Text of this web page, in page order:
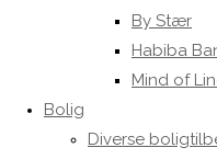
By Stær
Habiba
Mind of
Bolig
Diverse